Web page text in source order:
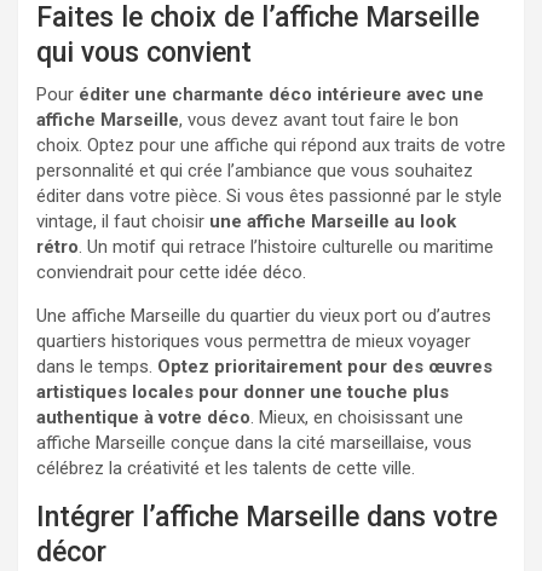
Faites le choix de l’affiche Marseille
qui vous convient
Pour éditer une charmante déco intérieure avec une
affiche Marseille, vous devez avant tout faire le bon
choix. Optez pour une affiche qui répond aux traits de votre
personnalité et qui crée l’ambiance que vous souhaitez
éditer dans votre pièce. Si vous êtes passionné par le style
vintage, il faut choisir une affiche Marseille au look
rétro. Un motif qui retrace l’histoire culturelle ou maritime
conviendrait pour cette idée déco.
Une affiche Marseille du quartier du vieux port ou d’autres
quartiers historiques vous permettra de mieux voyager
dans le temps. Optez prioritairement pour des œuvres
artistiques locales pour donner une touche plus
authentique à votre déco. Mieux, en choisissant une
affiche Marseille conçue dans la cité marseillaise, vous
célébrez la créativité et les talents de cette ville.
Intégrer l’affiche Marseille dans votre
décor